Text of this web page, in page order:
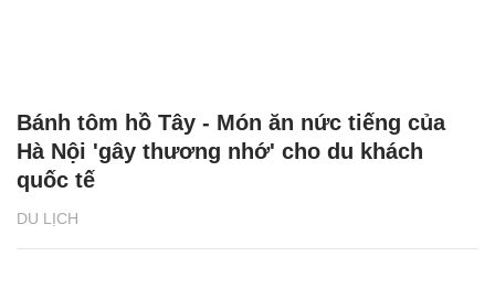
DU LỊCH
Bánh tôm hồ Tây - Món ăn nức tiếng của
Hà Nội 'gây thương nhớ' cho du khách
quốc tế